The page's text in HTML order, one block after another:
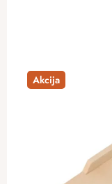
Akcija